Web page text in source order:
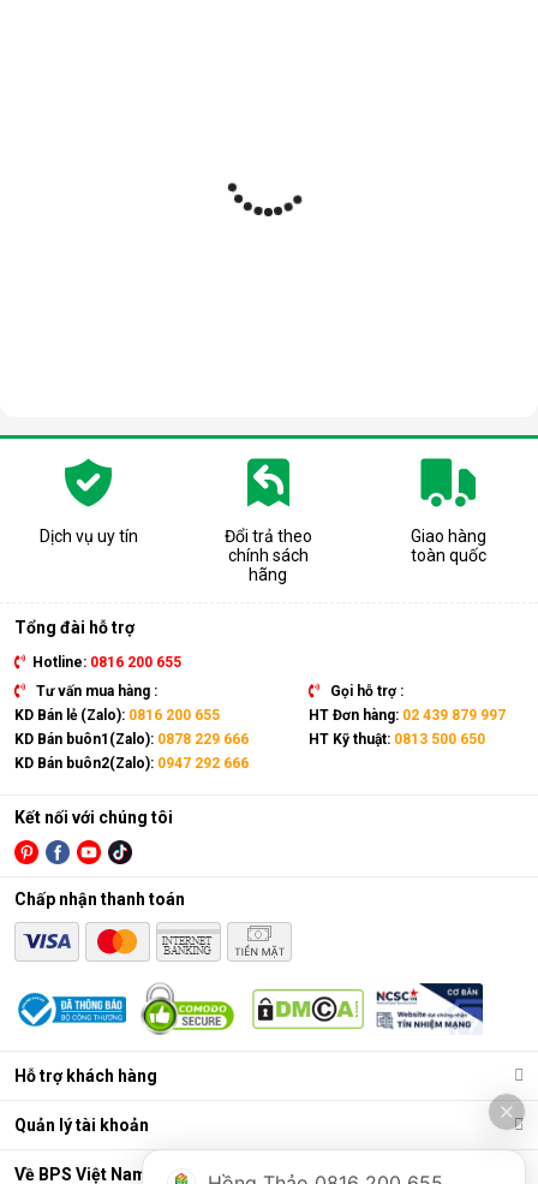
Dịch vụ uy tín
Đổi trả theo
chính sách
hãng
Giao hàng
toàn quốc
Tổng đài hỗ trợ
Hotline: 0816 200 655
Tư vấn mua hàng :
KD Bán lẻ (Zalo): 0816 200 655
KD Bán buôn1(Zalo): 0878 229 666
KD Bán buôn2(Zalo): 0947 292 666
Gọi hỗ trợ :
HT Đơn hàng: 02 439 879 997
HT Kỹ thuật: 0813 500 650
Hỗ trợ khách hàng
Quản lý tài khoản
Về BPS Việt Nam
Kết nối với chúng tôi
Chấp nhận thanh toán